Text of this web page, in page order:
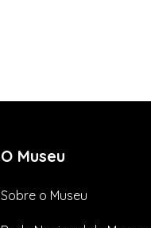
O Museu
Sobre o Museu